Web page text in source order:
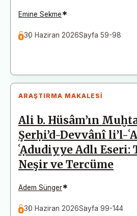
Emine Sekme*
30 Haziran 2026Sayfa 59-98
ARAŞTIRMA MAKALESI
Ali b. Hüsâm’ın
Şerḥi’d-Devvânî li’l-
ʿẠdudiyye Adlı
Neşir ve Tercüme
Adem Sünger*
30 Haziran 2026Sayfa 99-144